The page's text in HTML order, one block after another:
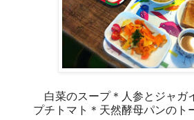
白菜のスープ＊人参とジャガ
プチトマト＊天然酵母パンのト